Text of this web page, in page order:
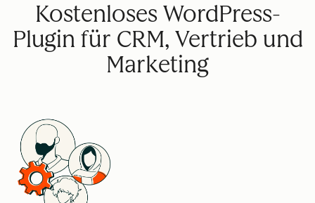
Kostenloses WordPress-
Plugin für CRM, Vertrieb und
Marketing